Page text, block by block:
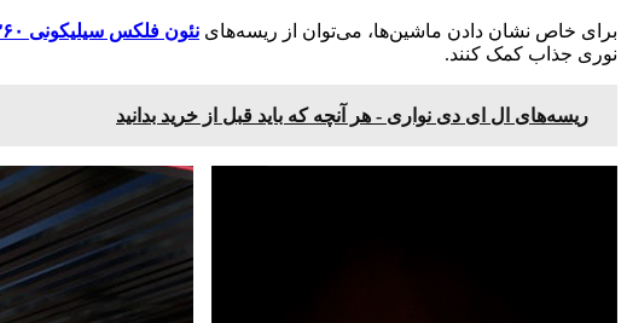
برای خاص نشان دادن ماشین‌ها، می‌توان از ریسه‌های نئون فلکس سیلیکونی ۳۶۰ درجه
نوری جذاب کمک کنند.
ریسه‌های ال ای دی نواری - هر آنچه که باید قبل از خرید بدانید